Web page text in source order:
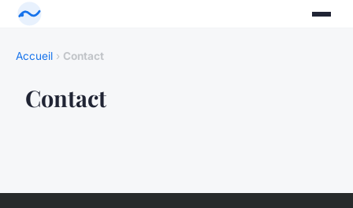
Accueil › Contact
Contact